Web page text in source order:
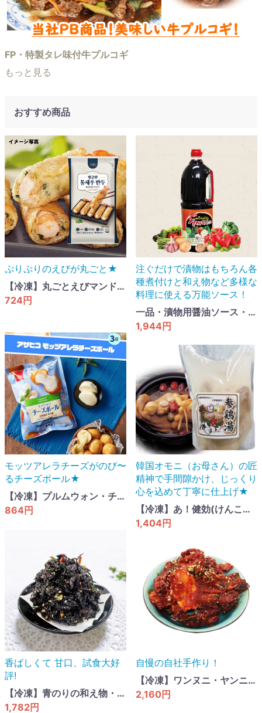
FP・特製タレ味付牛プルコギ
もっと見る
おすすめ商品
ぷりぷりのえびが丸ごと★
【冷凍】丸ごとえびマンドゥ・200g
724円
注ぐだけで漬物はもちろん各
種煮付けと和え物など多様な
料理に使える万能ソース！
一品・漬物用醤油ソース・1.8L
1,944円
モッツアレラチーズがのび〜
るチーズボール★
【冷凍】プルムウォン・チーズボール・248ｇ（8個入）
864円
韓国オモニ（お母さん）の匠
精神で手間隙かけ、じっくり
心を込めて丁寧に仕上げ★
【冷凍】あ！健効(けんこう)参鷄湯・1.3kg
1,404円
香ばしくて 甘口​、試食大好
評!
【冷凍】青のりの和え物・500g
1,782円
自慢の自社手作り！
【冷凍】ワンヌニ・ヤンニョムケジャン・1kg
2,160円